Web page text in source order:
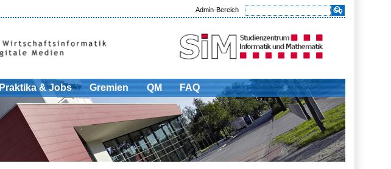
Admin-Bereich
Praktika & Jobs Gremien QM FAQ